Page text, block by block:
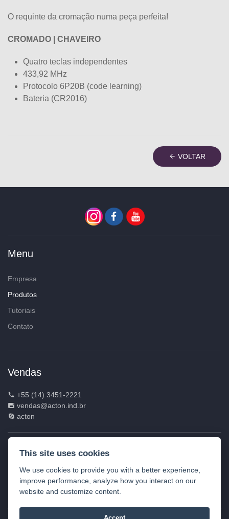
O requinte da cromação numa peça perfeita!
CROMADO | CHAVEIRO
Quatro teclas independentes
433,92 MHz
Protocolo 6P20B (code learning)
Bateria (CR2016)
VOLTAR
Menu
Empresa
Produtos
Tutoriais
Contato
Vendas
+55 (14) 3451-2221
vendas@acton.ind.br
acton
ACTON INDÚSTRIA E COMÉRCIO DE
85
Rua Vereador Ariel Fragata, 207, Lácio – Marília – SP -Brasil -
CEP: 17.539-068
This site uses cookies
We use cookies to provide you with a better experience,
improve performance, analyze how you interact on our
website and customize content.